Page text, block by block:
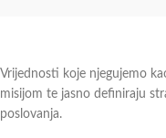
Vrijednosti koje njegujemo
misijom te jasno definiraju
poslovanja.